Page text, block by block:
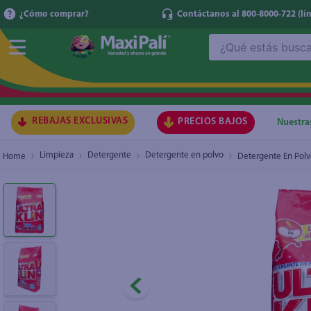
¿Cómo comprar? Contáctanos al 800-8000-722
REBAJAS EXCLUSIVAS PRECIOS BAJOS
Limpieza Detergente Detergente en polvo Detergente En
Detergente En Polvo Ultraklin Fuerza
1.
2.
5.
6.
7.
8.
9.